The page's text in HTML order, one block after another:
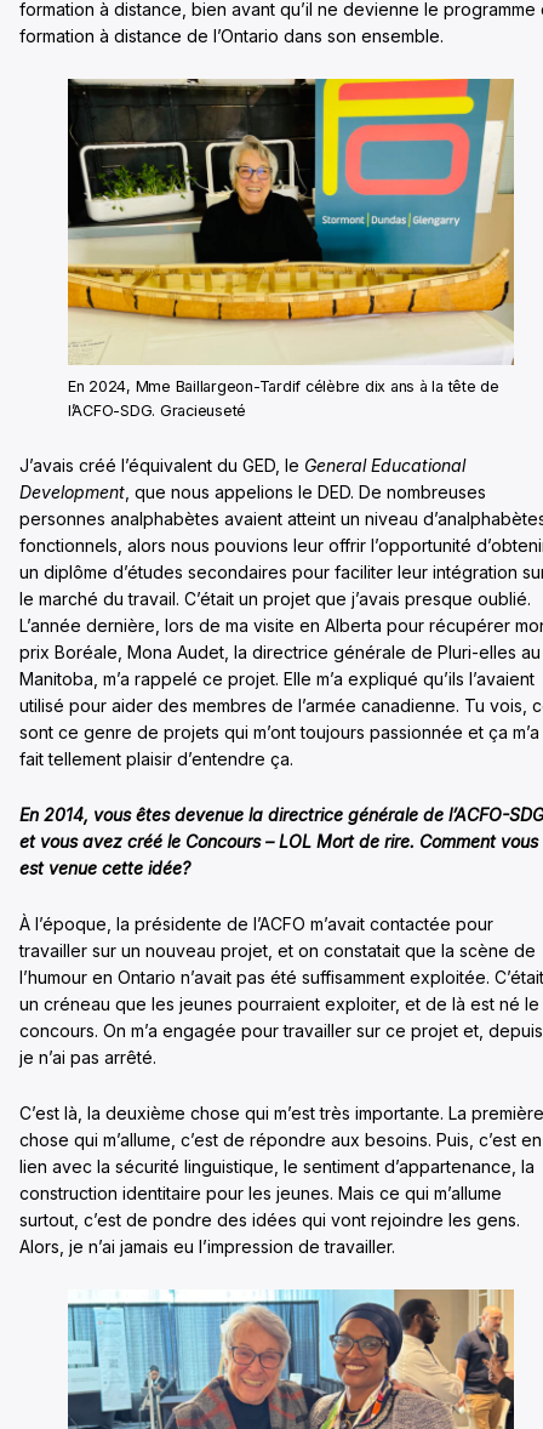
formation à distance, bien avant qu’il ne devienne le programme
formation à distance de l’Ontario dans son ensemble.
En 2024, Mme Baillargeon-Tardif célèbre dix ans à la tête de
l’ACFO-SDG. Gracieuseté
J’avais créé l’équivalent du GED, le General Educational
Development , que nous appelions le DED. De nombreuses
personnes analphabètes avaient atteint un niveau
fonctionnels, alors nous pouvions leur offrir l’opportunité
un diplôme d’études secondaires pour faciliter leur intégration
le marché du travail. C’était un projet que j’avais presque oublié.
L’année dernière, lors de ma visite en Alberta pour récupérer
prix Boréale, Mona Audet, la directrice générale de Pluri-elles au
Manitoba, m’a rappelé ce projet. Elle m’a expliqué qu’ils l’avaient
utilisé pour aider des membres de l’armée canadienne. Tu vois,
sont ce genre de projets qui m’ont toujours passionnée et ça m’a
fait tellement plaisir d’entendre ça.
En 2014, vous êtes devenue la directrice générale de l’ACFO-SDG
et vous avez créé le Concours – LOL Mort de rire. Comment vous
est venue cette idée?
À l’époque, la présidente de l’ACFO m’avait contactée pour
travailler sur un nouveau projet, et on constatait que la scène de
l’humour en Ontario n’avait pas été suffisamment exploitée. C’était
un créneau que les jeunes pourraient exploiter, et de là est né le
concours. On m’a engagée pour travailler sur ce projet et,
je n’ai pas arrêté.
C’est là, la deuxième chose qui m’est très importante. La première
chose qui m’allume, c’est de répondre aux besoins. Puis, c’est en
lien avec la sécurité linguistique, le sentiment d’appartenance, la
construction identitaire pour les jeunes. Mais ce qui m’allume
surtout, c’est de pondre des idées qui vont rejoindre les gens.
Alors, je n’ai jamais eu l’impression de travailler.